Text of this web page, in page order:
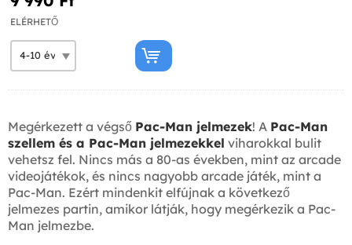
ELÉRHETŐ
Megérkezett a végső Pac-Man jelmezek! A Pac-Man
szellem és a Pac-Man jelmezekkel viharokkal bulit
vehetsz fel. Nincs más a 80-as években, mint az arcade
videojátékok, és nincs nagyobb arcade játék, mint a
Pac-Man. Ezért mindenkit elfújnak a következő
jelmezes partin, amikor látják, hogy megérkezik a Pac-
Man jelmezbe.